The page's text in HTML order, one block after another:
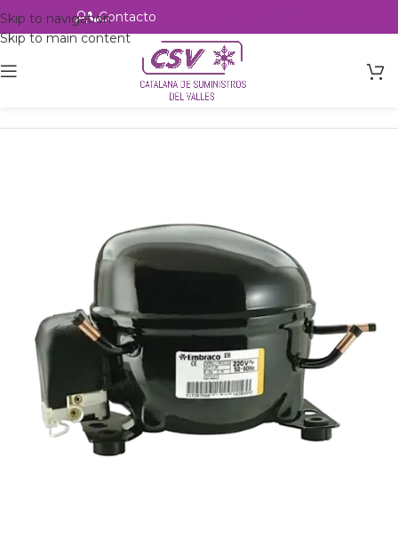
Skip to navigation
Skip to main content
Contacto
Refrigeración Compresores